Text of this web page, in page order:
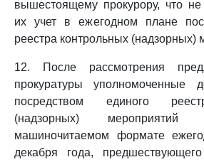
вышестоящему прокурору, что не
их учет в ежегодном плане
реестра контрольных (надзорных)
12. После рассмотрения
прокуратуры уполномоченные
посредством единого
(надзорных)
машиночитаемом формате
декабря года,